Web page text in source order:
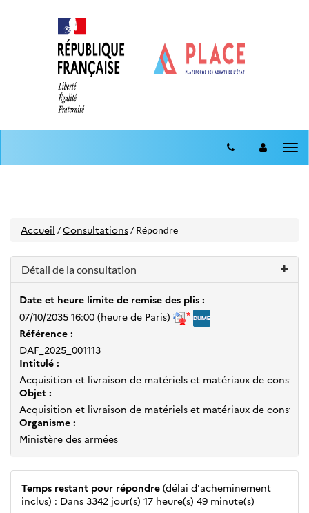
contenu
Accueil /Consultations/ Répondre
Détail de la consultation
Date et heure limite de remise des plis :
07/10/2035 16:00 (heure de Paris)
Référence :
DAF_2025_001113
Intitulé :
Acquisition et livraison de matériels et matériaux de
Objet :
Acquisition et livraison de matériels et matériaux de
Organisme :
Ministère des armées
Temps restant pour répondre (délai d'acheminement
inclus) : Dans 3342 jour(s) 17 heure(s) 49 minute(s)